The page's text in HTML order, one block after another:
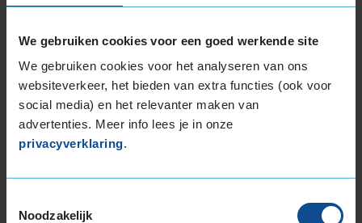
We gebruiken cookies voor een goed werkende site
We gebruiken cookies voor het analyseren van ons
websiteverkeer, het bieden van extra functies (ook voor
social media) en het relevanter maken van
advertenties. Meer info lees je in onze
privacyverklaring.
Noodzakelijk
69
BC
Deze band is beoordeeld met het EU
brandstofefficiëntie-label D, wat overeen komt
met een minder goede brandstofefficiëntie.